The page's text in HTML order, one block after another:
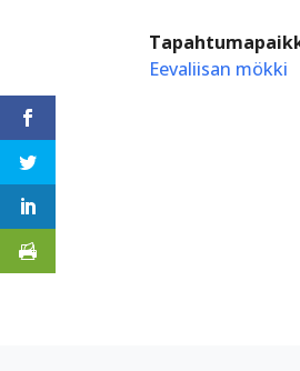
Eevaliisan mökki